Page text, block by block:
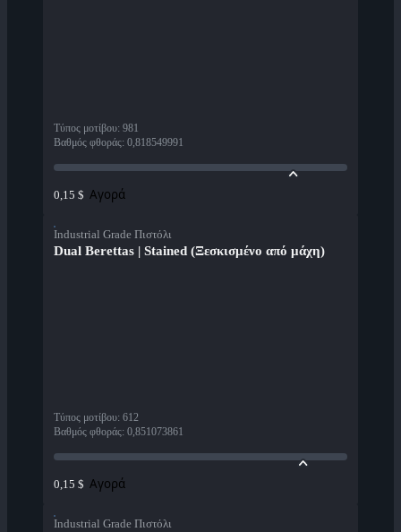
Τύπος μοτίβου: 981
Βαθμός φθοράς: 0,818549991
0,15 $ Αγορά
Industrial Grade Πιστόλι
Dual Berettas | Stained (Ξεσκισμένο από μάχη)
Τύπος μοτίβου: 612
Βαθμός φθοράς: 0,851073861
0,15 $ Αγορά
Industrial Grade Πιστόλι